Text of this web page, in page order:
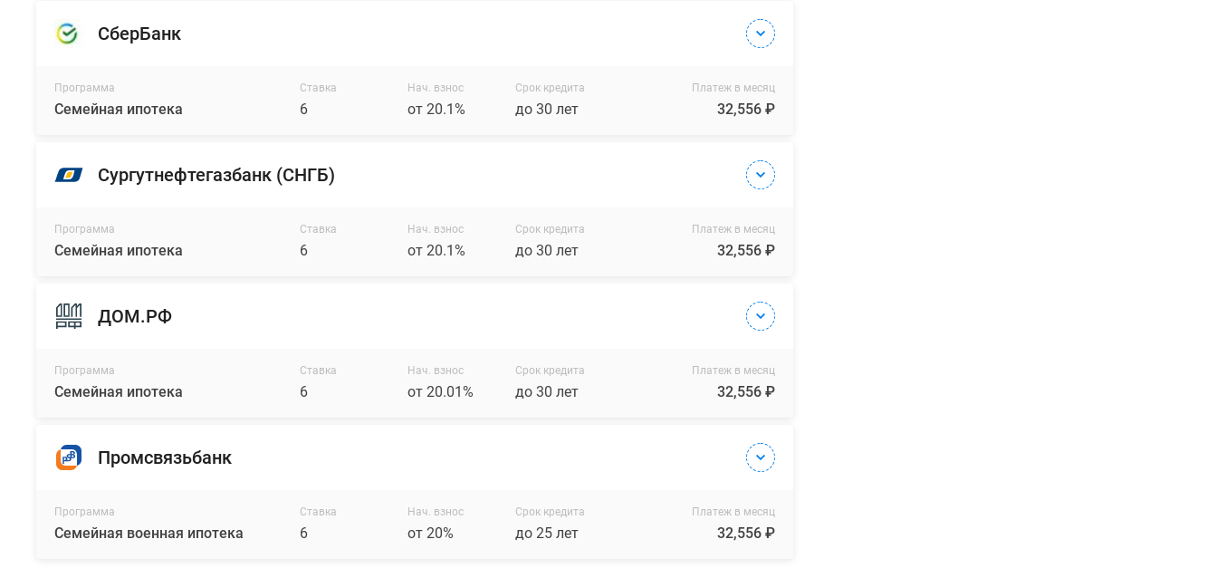
машине
Оттуда
города
можно
Выезд
находится
минутах
СберБанк
Программа
Семейная ипотека
Ставка
6
Нач. взнос
от 20.1%
Срок кредита
до 30 лет
Платеж в месяц
32,556 ₽
Сургутнефтегазбанк (СНГБ)
Программа
Семейная ипотека
Ставка
6
Нач. взнос
от 20.1%
Срок кредита
до 30 лет
Платеж в месяц
32,556 ₽
ДОМ.РФ
Программа
Семейная ипотека
Ставка
6
Нач. взнос
от 20.01%
Срок кредита
до 30 лет
Платеж в месяц
32,556 ₽
Промсвязьбанк
Программа
Семейная военная ипотека
Ставка
6
Нач. взнос
от 20%
Срок кредита
до 25 лет
Платеж в месяц
32,556 ₽